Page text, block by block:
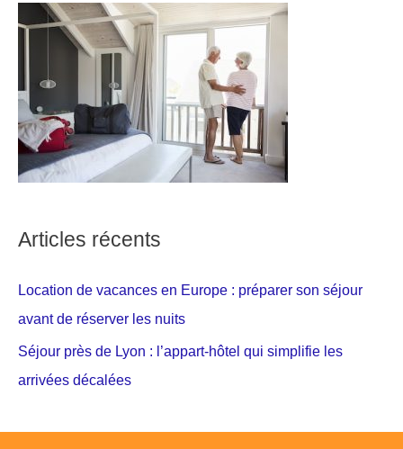
Articles récents
Location de vacances en Europe : préparer son séjour
avant de réserver les nuits
Séjour près de Lyon : l’appart-hôtel qui simplifie les
arrivées décalées